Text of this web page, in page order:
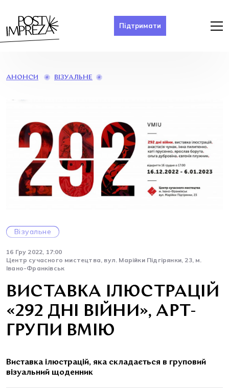
Підтримати
АНОНСИ ВІЗУАЛЬНЕ
АРТ-
ГРУПИ
ВМІЮ
Візуальне
16 Гру 2022, 17:00
Центр сучасного мистецтва, вул. Марійки Підгірянки, 23, м.
Івано-Франківськ
ВИСТАВКА ІЛЮСТРАЦІЙ
«292 ДНІ ВІЙНИ», АРТ-
ГРУПИ ВМІЮ
Виставка ілюстрацій, яка складається в груповий
візуальний щоденник